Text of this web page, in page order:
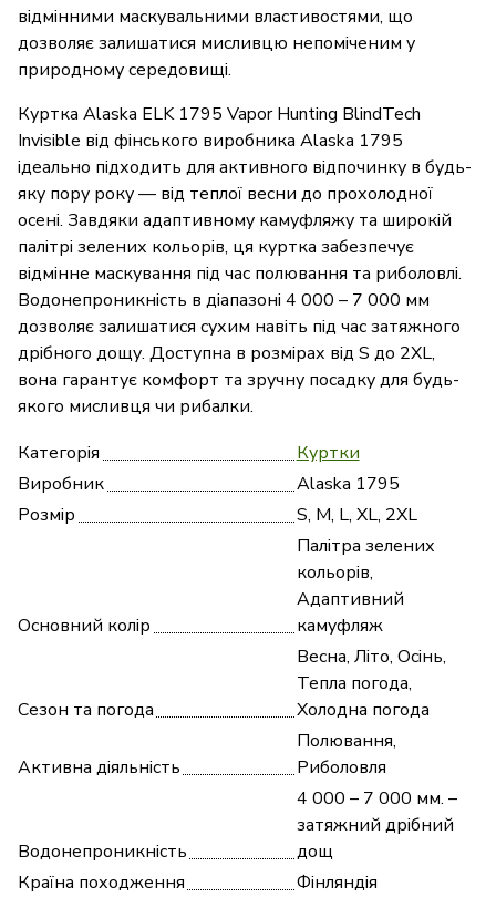
відмінними маскувальними властивостями, що
дозволяє залишатися мисливцю непоміченим у
природному середовищі.
Куртка Alaska ELK 1795 Vapor Hunting BlindTech
Invisible від фінського виробника Alaska 1795
ідеально підходить для активного відпочинку в будь-
яку пору року — від теплої весни до прохолодної
осені. Завдяки адаптивному камуфляжу та широкій
палітрі зелених кольорів, ця куртка забезпечує
відмінне маскування під час полювання та риболовлі.
Водонепроникність в діапазоні 4 000 – 7 000 мм
дозволяє залишатися сухим навіть під час затяжного
дрібного дощу. Доступна в розмірах від S до 2XL,
вона гарантує комфорт та зручну посадку для будь-
якого мисливця чи рибалки.
Категорія
Куртки
Виробник
Alaska 1795
Розмір
S, M, L, XL, 2XL
Основний колір
Палітра зелених
кольорів,
Адаптивний
камуфляж
Сезон та погода
Весна, Літо, Осінь,
Тепла погода,
Холодна погода
Активна діяльність
Полювання,
Риболовля
Водонепроникність
4 000 – 7 000 мм. –
затяжний дрібний
дощ
Країна походження
Фінляндія